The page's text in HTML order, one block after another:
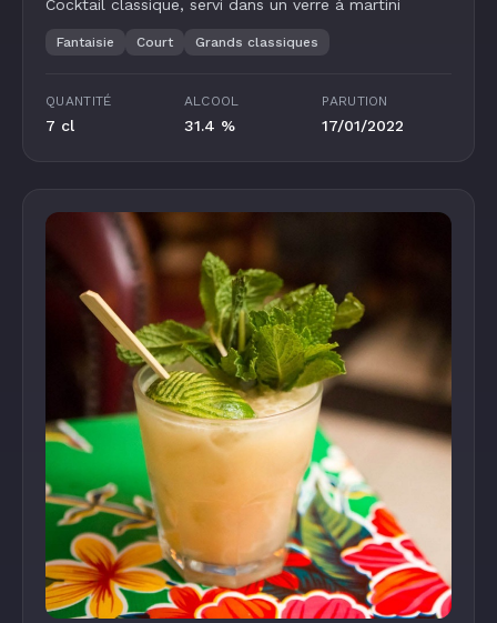
Cocktail classique, servi dans un verre à martini
Fantaisie Court Grands classiques
QUANTITÉ
7 cl
ALCOOL
31.4 %
PARUTION
17/01/2022